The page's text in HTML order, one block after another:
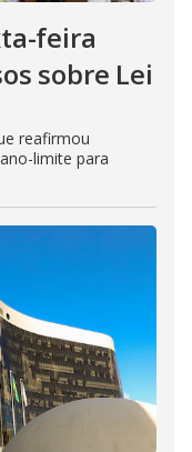
feira
sobre Lei
reafirmou
limite para